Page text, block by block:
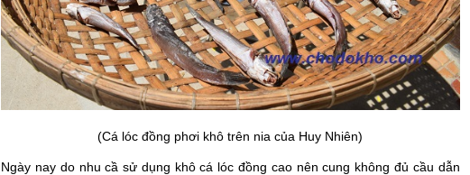
(Cá lóc đồng phơi khô trên nia của Huy Nhiên)
Ngày nay do nhu cầ sử dụng khô cá lóc đồng cao nên cung không đủ cầu dẫn